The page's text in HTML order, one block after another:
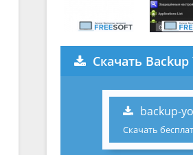
Скачать
backup-
Скачать